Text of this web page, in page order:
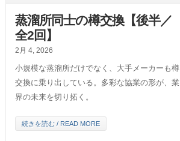
蒸溜所同士の樽交換【後半／
全2回】
2月 4, 2026
小規模な蒸溜所だけでなく、大手メーカーも樽
交換に乗り出している。多彩な協業の形が、業
界の未来を切り拓く。
続きを読む / READ MORE